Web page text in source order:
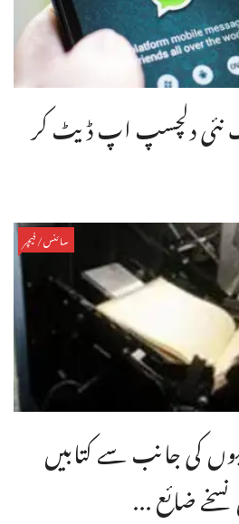
نئی دلچسپ اپ ڈیٹ کر
سائنس/فیچر
کی جانب سے کتابیں
ضائع ...